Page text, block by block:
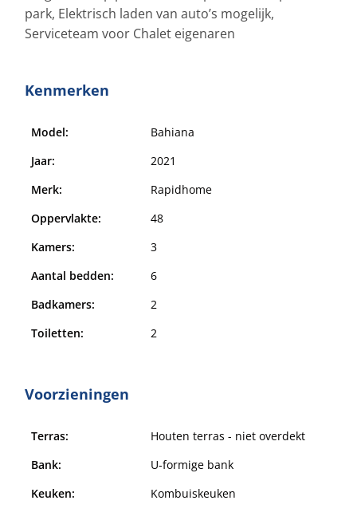
park, Elektrisch laden van auto’s mogelijk,
Serviceteam voor Chalet eigenaren
Kenmerken
Model:
Bahiana
Jaar:
2021
Merk:
Rapidhome
Oppervlakte:
48
Kamers:
3
Aantal bedden:
6
Badkamers:
2
Toiletten:
2
Voorzieningen
Terras:
Houten terras - niet overdekt
Bank:
U-formige bank
Keuken:
Kombuiskeuken